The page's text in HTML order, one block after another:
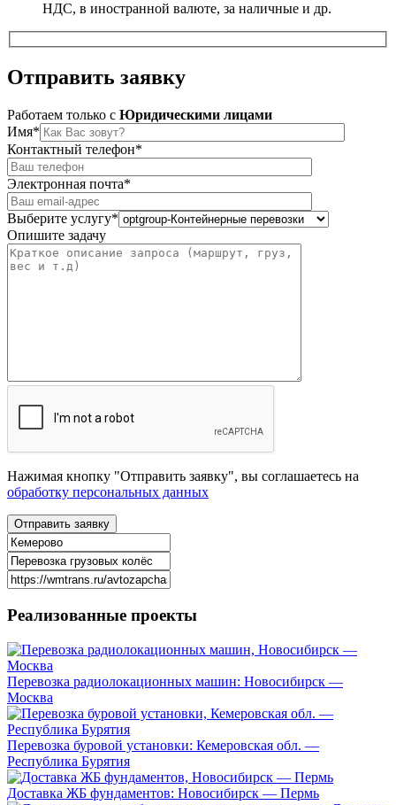
НДС, в иностранной валюте, за наличные и др.
Отправить заявку
Работаем только c Юридическими лицами
Имя*
Контактный телефон*
Электронная почта*
Выберите услугу*
Опишите задачу
Нажимая кнопку "Отправить заявку", вы соглашаетесь на
обработку персональных данных
Реализованные проекты
Перевозка радиолокационных машин: Новосибирск —
Москва
Перевозка буровой установки: Кемеровская обл. —
Республика Бурятия
Доставка ЖБ фундаментов: Новосибирск — Пермь